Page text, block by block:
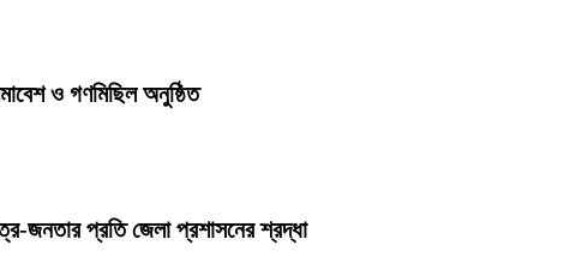
ও গণমিছিল অনুষ্ঠিত
জনতার প্রতি জেলা প্রশাসনের শ্রদ্ধা